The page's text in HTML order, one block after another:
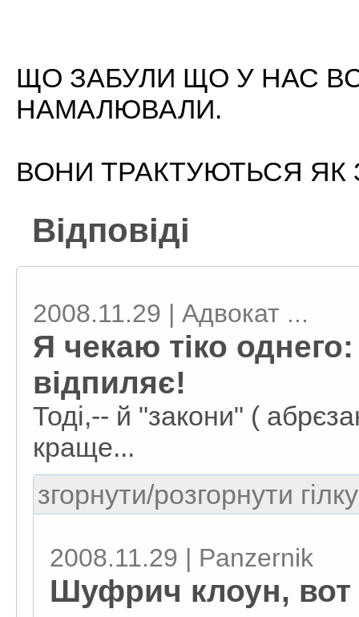
ЩО ЗАБУЛИ ЩО У НАС
НАМАЛЮВАЛИ.
ВОНИ ТРАКТУЮТЬСЯ ЯК
Відповіді
2008.11.29 | Адвокат ...
Я чекаю тіко
відпиляє!
Тоді,-- й "закони" (
краще...
згорнути/розгорнути
2008.11.29 | Panzernik
Шуфрич клоун,